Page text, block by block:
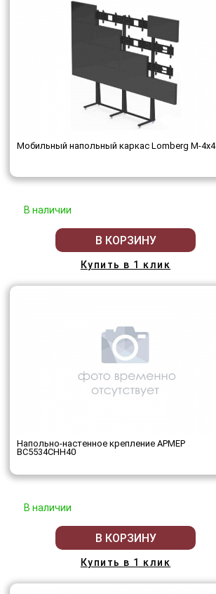
Мобильный напольный каркас Lomberg M-4х4
В наличии
В КОРЗИНУ
Купить в 1 клик
Напольно-настенное крепление АРМЕР
ВС5534СНН40
В наличии
В КОРЗИНУ
Купить в 1 клик